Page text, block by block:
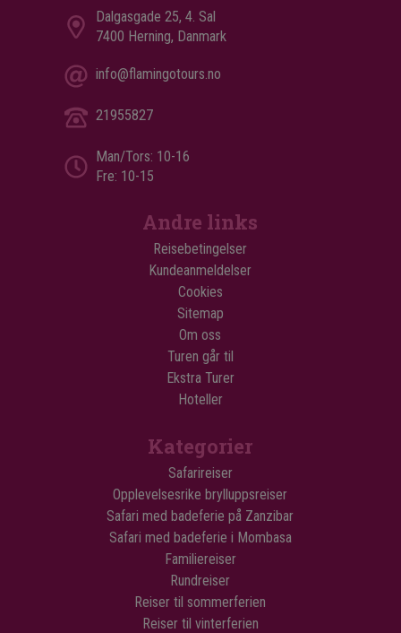
Dalgasgade 25, 4. Sal
7400 Herning, Danmark
info@flamingotours.no
21955827
Man/Tors: 10-16
Fre: 10-15
Andre links
Reisebetingelser
Kundeanmeldelser
Cookies
Sitemap
Om oss
Turen går til
Ekstra Turer
Hoteller
Kategorier
Safarireiser
Opplevelsesrike brylluppsreiser
Safari med badeferie på Zanzibar
Safari med badeferie i Mombasa
Familiereiser
Rundreiser
Reiser til sommerferien
Reiser til vinterferien